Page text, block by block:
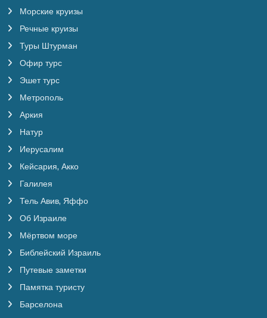
Морские круизы
Речные круизы
Туры Штурман
Офир турс
Эшет турс
Метрополь
Аркия
Натур
Иерусалим
Кейсария, Акко
Галилея
Тель Авив, Яффо
Об Израиле
Мёртвом море
Библейский Израиль
Путевые заметки
Памятка туристу
Барселона